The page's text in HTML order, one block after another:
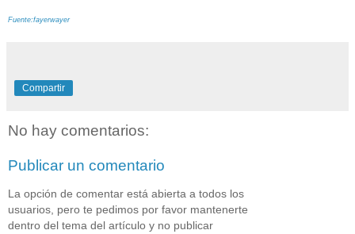
Fuente:fayerwayer
Compartir
No hay comentarios:
Publicar un comentario
La opción de comentar está abierta a todos los
usuarios, pero te pedimos por favor mantenerte
dentro del tema del artículo y no publicar